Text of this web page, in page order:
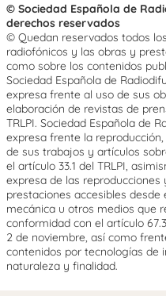
© Sociedad Española de
derechos reservados
© Quedan reservados todos
radiofónicos y las obras y
como sobre los contenidos
Sociedad Española de
expresa frente al uso de sus
elaboración de revistas de
TRLPI. Sociedad Española de
expresa frente la
de sus trabajos y artículos
el artículo 33.1 del TRLPI,
expresa de las
prestaciones accesibles
mecánica u otros medios que
conformidad con el artículo
2 de noviembre, así como
contenidos por tecnologías de
naturaleza y finalidad.